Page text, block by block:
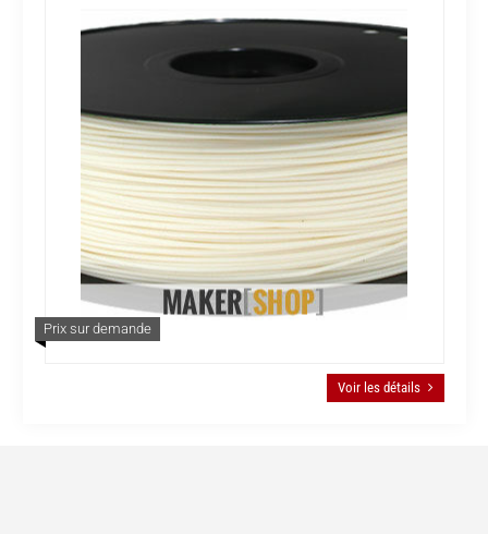
Prix sur demande
Voir les détails